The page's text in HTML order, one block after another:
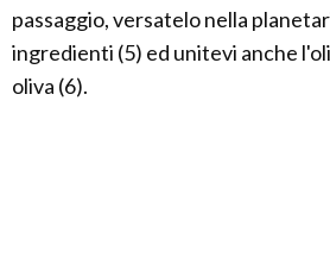
passaggio, versatelo nella
ingredienti (5) ed unitevi anche
oliva (6).